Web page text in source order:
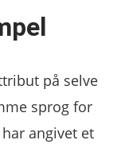
på selve
sprog for
angivet et